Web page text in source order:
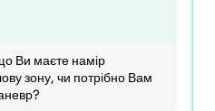
Ви маєте намір
зону, чи потрібно Вам